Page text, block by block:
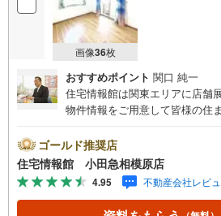
画像36枚
おすすめポイント 関口 純一
住宅情報館は関東エリアに店舗
物件情報をご用意して皆様の住
さい。住宅ローン相談会も同時
ンの試算やご購入の際にかかる
ます。しっかりとした資金計画
ますので、お気軽にご相談くだ
ゴールド推奨店
住宅情報館 小田急相模原店
4.95 不動産会社レビ